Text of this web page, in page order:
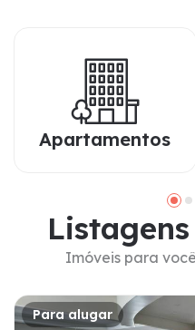
Apartamentos
Listagens
Imóveis para
Para alugar